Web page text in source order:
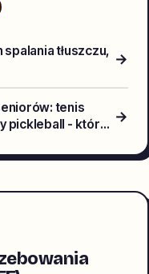
tłuszczu, →
tenis
pickleball - który
→